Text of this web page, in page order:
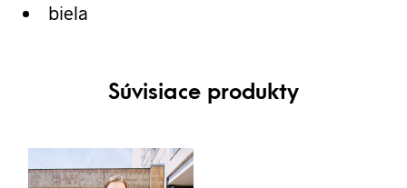
biela
Súvisiace produkty